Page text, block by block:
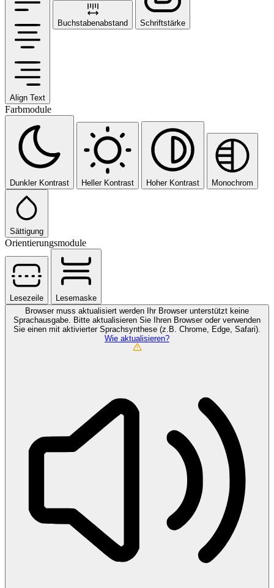
Align Text
Buchstabenabstand Schriftstärke
Farbmodule
Dunkler Kontrast Heller Kontrast Hoher Kontrast Monochrom
Sättigung
Orientierungsmodule
Lesezeile
Lesemaske
Browser muss aktualisiert werden
Ihr Browser unterstützt keine
Sprachausgabe. Bitte aktualisieren Sie Ihren Browser oder verwenden
Sie einen mit aktivierter Sprachsynthese (z.B. Chrome, Edge, Safari).
Wie aktualisieren?